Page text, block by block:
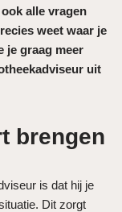
alle vragen
weet waar je
je graag meer
uit
brengen
is dat hij je
Dit zorgt